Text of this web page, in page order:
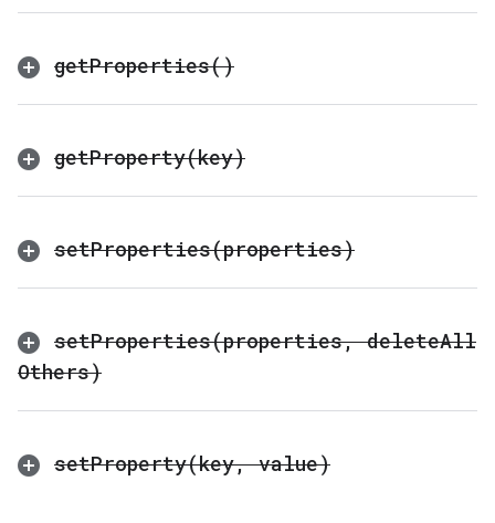
getProperties()
getProperty(key)
setProperties(properties)
setProperties(properties,deleteAll
Others)
setProperty(key,value)